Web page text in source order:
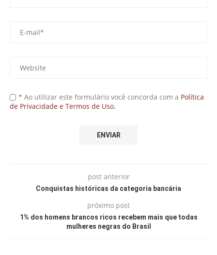
* Ao utilizar este formulário você concorda com a Política
de Privacidade e Termos de Uso.
post anterior
Conquistas históricas da categoria bancária
próximo post
1% dos homens brancos ricos recebem mais que todas
mulheres negras do Brasil